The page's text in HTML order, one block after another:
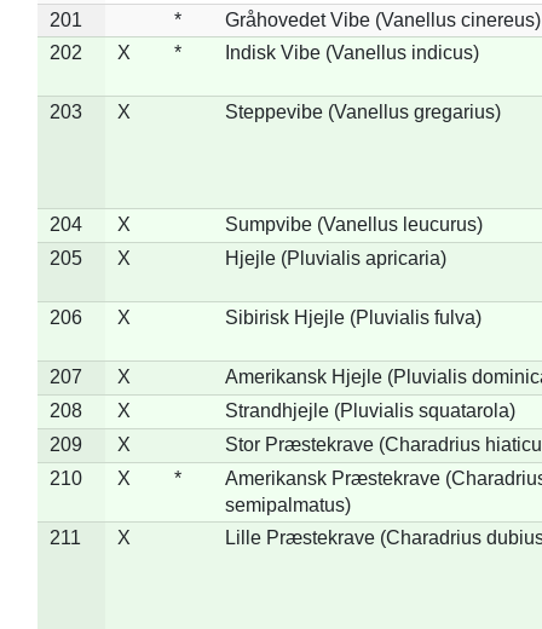
201
*
Gråhovedet Vibe (Vanellus cinereus)
202
X * Indisk Vibe (Vanellus indicus)
203 X Steppevibe (Vanellus gregarius)
204 X
Sumpvibe (Vanellus leucurus)
205
X Hjejle (Pluvialis apricaria)
206 X Sibirisk Hjejle (Pluvialis fulva)
207 X
Amerikansk Hjejle (Pluvialis
208
X
Strandhjejle (Pluvialis squatarola)
209
X
Stor Præstekrave (Charadrius
210
X *
Amerikansk Præstekrave
semipalmatus)
211
X Lille Præstekrave (Charadrius